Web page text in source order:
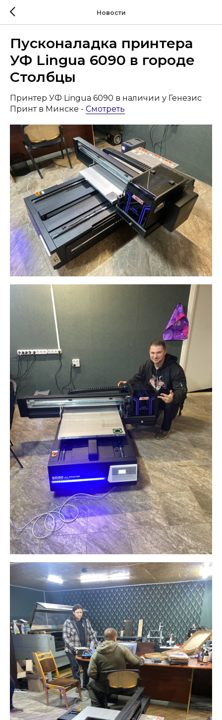
Новости
Пусконаладка принтера
УФ Lingua 6090 в городе
Столбцы
Принтер УФ Lingua 6090 в наличии у Генезис
Принт в Минске - Смотреть